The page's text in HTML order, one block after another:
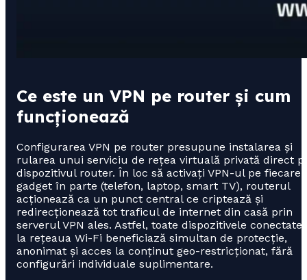
Ce este un VPN pe router și cum
funcționează
Configurarea VPN pe router presupune instalarea și
rularea unui serviciu de rețea virtuală privată direct
dispozitivul router. În loc să activați VPN-ul pe fiecare
gadget în parte (telefon, laptop, smart TV), routerul
acționează ca un punct central ce criptează și
redirecționează tot traficul de internet din casă prin
serverul VPN ales. Astfel, toate dispozitivele conectate
la rețeaua Wi-Fi beneficiază simultan de protecție,
anonimat și acces la conținut geo-restricționat, fără
configurări individuale suplimentare.